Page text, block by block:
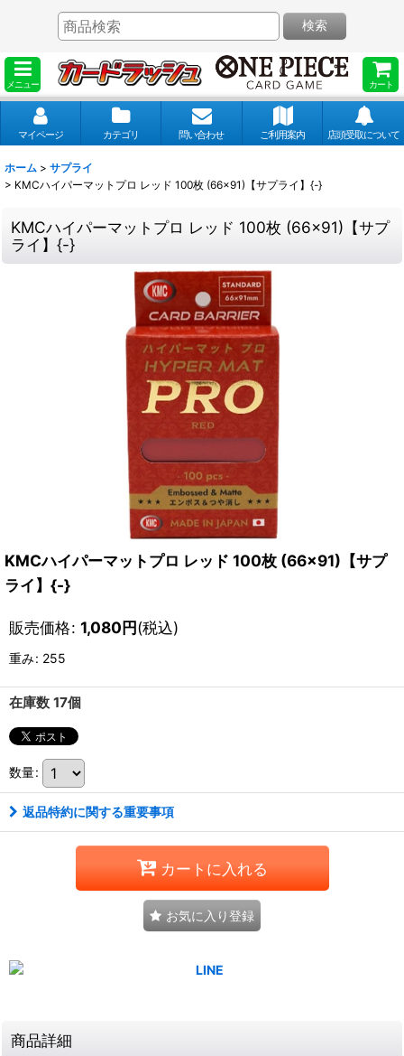
メニュー カート
検索
マイページ カテゴリ 問い合わせ ご利用案内 店頭受取について
ホーム > サプライ
> KMCハイパーマットプロ レッド 100枚 (66×91)【サプライ】{-}
KMCハイパーマットプロ レッド 100枚 (66×91)【サプ
ライ】{-}
KMCハイパーマットプロ レッド 100枚 (66×91)【サプ
ライ】{-}
販売価格: 1,080円(税込)
重み: 255
在庫数 17個
数量:
返品特約に関する重要事項
カートに入れる
お気に入り登録
商品詳細